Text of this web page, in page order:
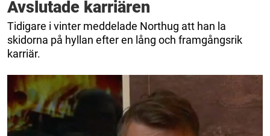
Avslutade karriären
Tidigare i vinter meddelade Northug att han la
skidorna på hyllan efter en lång och framgångsrik
karriär.